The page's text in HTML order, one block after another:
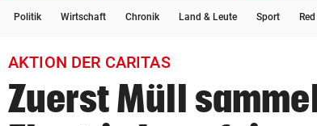
bookmark
Politik Wirtschaft Chronik Land & Leute Sport
AKTION DER CARITAS
Zuerst Müll